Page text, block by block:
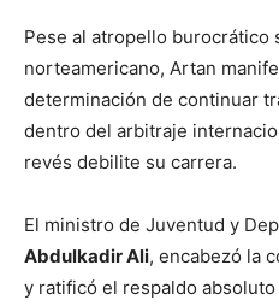
Pese al atropello burocrático
norteamericano, Artan
determinación de continuar
dentro del arbitraje
revés debilite su carrera.
El ministro de Juventud y
Abdulkadir Ali, encabezó la
y ratificó el respaldo